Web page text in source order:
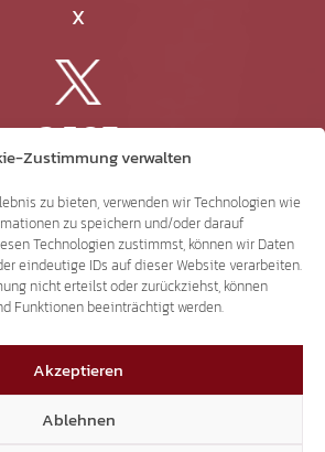
Zustimmung verwalten
zu bieten, verwenden wir Technologien wie
zu speichern und/oder darauf
Technologien zustimmst, können wir Daten
eindeutige IDs auf dieser Website verarbeiten.
nicht erteilst oder zurückziehst, können
Funktionen beeinträchtigt werden.
Akzeptieren
Ablehnen
X
3.507
Threads
3.401
YouTube